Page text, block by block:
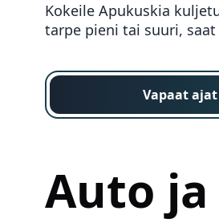
Kokeile Apukuskia
tarpe pieni tai suuri,
Vapaat ajat
Auto